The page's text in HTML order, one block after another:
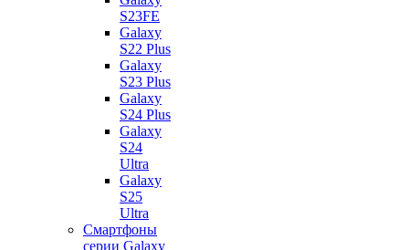
S23FE
Galaxy
S22 Plus
Galaxy
S23 Plus
Galaxy
S24 Plus
Galaxy
S24
Ultra
Galaxy
S25
Ultra
Смартфоны
серии Galaxy